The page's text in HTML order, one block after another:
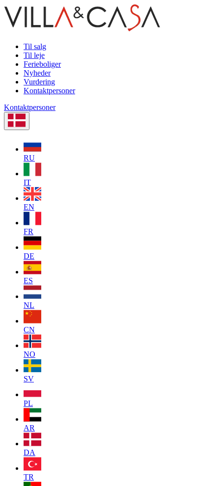
Til salg
Til leje
Ferieboliger
Nyheder
Vurdering
Kontaktpersoner
Kontaktpersoner
RU
IT
EN
FR
DE
ES
NL
CN
NO
SV
PL
AR
DA
TR